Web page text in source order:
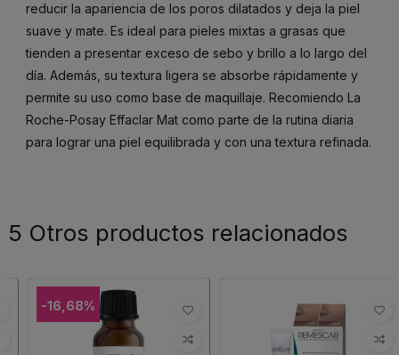
reducir la apariencia de los poros dilatados y deja la piel
suave y mate. Es ideal para pieles mixtas a grasas que
tienden a presentar exceso de sebo y brillo a lo largo del
día. Además, su textura ligera se absorbe rápidamente y
permite su uso como base de maquillaje. Recomiendo La
Roche-Posay Effaclar Mat como parte de la rutina diaria
para lograr una piel equilibrada y con una textura refinada.
5 Otros productos relacionados
-16,68%